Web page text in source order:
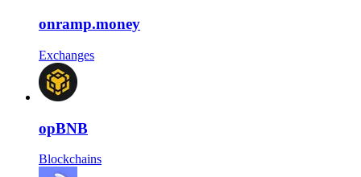
onramp.money
Exchanges
opBNB
Blockchains